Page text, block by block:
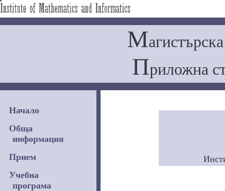
М
Приложна
Начало
Обща
информация
Прием
Учебна
програма